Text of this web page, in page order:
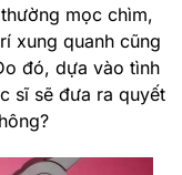
mọc chìm,
xung quanh cũng
đó, dựa vào tình
sĩ sẽ đưa ra quyết